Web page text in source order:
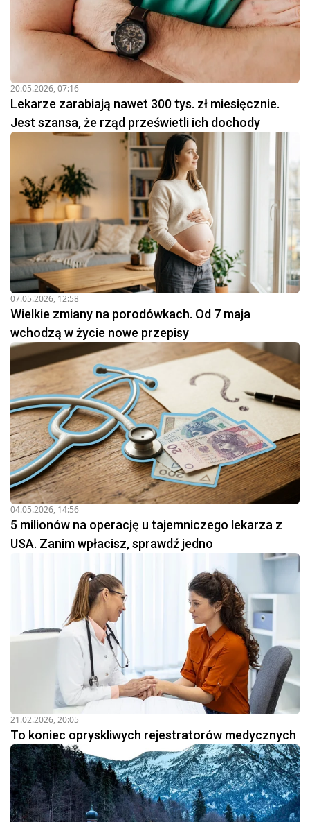
20.05.2026, 07:16
Lekarze zarabiają nawet 300 tys. zł miesięcznie.
Jest szansa, że rząd prześwietli ich dochody
07.05.2026, 12:58
Wielkie zmiany na porodówkach. Od 7 maja
wchodzą w życie nowe przepisy
04.05.2026, 14:56
5 milionów na operację u tajemniczego lekarza z
USA. Zanim wpłacisz, sprawdź jedno
21.02.2026, 20:05
To koniec opryskliwych rejestratorów medycznych